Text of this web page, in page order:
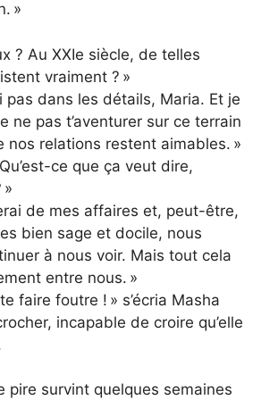
»
? Au XXIe siècle, de telles
vraiment ? »
pas dans les détails, Maria. Et je
ne pas t’aventurer sur ce terrain
nos relations restent aimables. »
ce que ça veut dire,
»
de mes affaires et, peut-être,
bien sage et docile, nous
à nous voir. Mais tout cela
entre nous. »
faire foutre ! » s’écria Masha
incapable de croire qu’elle
pire survint quelques semaines